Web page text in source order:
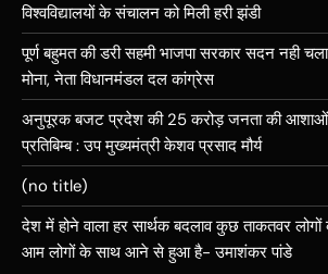
विश्वविद्यालयों के संचालन को मिली हरी झंडी
पूर्ण बहुमत की डरी सहमी भाजपा सरकार सदन नही
मोना, नेता विधानमंडल दल कांग्रेस
अनुपूरक बजट प्रदेश की 25 करोड़ जनता की
प्रतिबिम्ब : उप मुख्यमंत्री केशव प्रसाद मौर्य
(no title)
देश में होने वाला हर सार्थक बदलाव कुछ ताकतवर
आम लोगों के साथ आने से हुआ है- उमाशंकर पांडे